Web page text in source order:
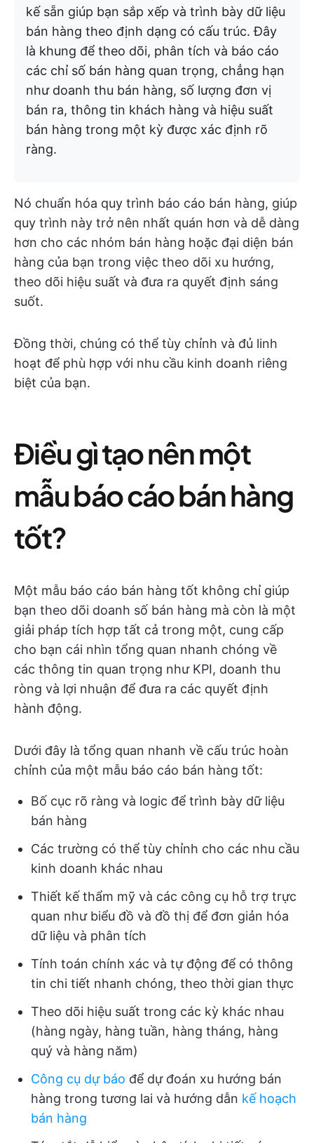
kế sẵn giúp bạn sắp xếp và trình bày dữ liệu
bán hàng theo định dạng có cấu trúc. Đây
là khung để theo dõi, phân tích và báo cáo
các chỉ số bán hàng quan trọng, chẳng hạn
như doanh thu bán hàng, số lượng đơn vị
bán ra, thông tin khách hàng và hiệu suất
bán hàng trong một kỳ được xác định rõ
ràng.
Nó chuẩn hóa quy trình báo cáo bán hàng, giúp
quy trình này trở nên nhất quán hơn và dễ dàng
hơn cho các nhóm bán hàng hoặc đại diện bán
hàng của bạn trong việc theo dõi xu hướng,
theo dõi hiệu suất và đưa ra quyết định sáng
suốt.
Đồng thời, chúng có thể tùy chỉnh và đủ linh
hoạt để phù hợp với nhu cầu kinh doanh riêng
biệt của bạn.
Điều gì tạo nên một
mẫu báo cáo bán hàng
tốt?
Một mẫu báo cáo bán hàng tốt không chỉ giúp
bạn theo dõi doanh số bán hàng mà còn là một
giải pháp tích hợp tất cả trong một, cung cấp
cho bạn cái nhìn tổng quan nhanh chóng về
các thông tin quan trọng như KPI, doanh thu
ròng và lợi nhuận để đưa ra các quyết định
hành động.
Dưới đây là tổng quan nhanh về cấu trúc hoàn
chỉnh của một mẫu báo cáo bán hàng tốt:
Bố cục rõ ràng và logic để trình bày dữ liệu
bán hàng
Các trường có thể tùy chỉnh cho các nhu cầu
kinh doanh khác nhau
Thiết kế thẩm mỹ và các công cụ hỗ trợ trực
quan như biểu đồ và đồ thị để đơn giản hóa
dữ liệu và phân tích
Tính toán chính xác và tự động để có thông
tin chi tiết nhanh chóng, theo thời gian thực
Theo dõi hiệu suất trong các kỳ khác nhau
(hàng ngày, hàng tuần, hàng tháng, hàng
quý và hàng năm)
Công cụ dự báo để dự đoán xu hướng bán
hàng trong tương lai và hướng dẫn kế hoạch
bán hàng